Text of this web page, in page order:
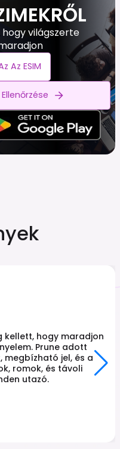
hogy világszerte
Az ESIM
kellett, hogy maradjon
Prune adott
jel, és a
romok, és távoli
utazó.